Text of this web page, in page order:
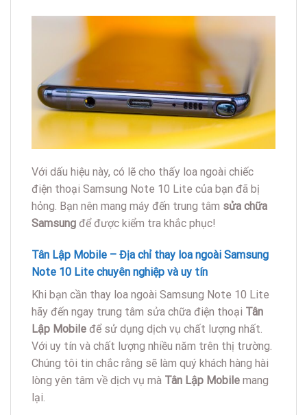
Với dấu hiệu này, có lẽ cho thấy loa ngoài chiếc
điện thoại Samsung Note 10 Lite của bạn đã bị
hỏng. Bạn nên mang máy đến trung tâm sửa chữa
Samsung để được kiểm tra khắc phục!
Tân Lập Mobile – Địa chỉ thay loa ngoài Samsung
Note 10 Lite chuyên nghiệp và uy tín
Khi bạn cần thay loa ngoài Samsung Note 10 Lite
hãy đến ngay trung tâm sửa chữa điện thoại Tân
Lập Mobile để sử dụng dịch vụ chất lượng nhất.
Với uy tín và chất lượng nhiều năm trên thị trường.
Chúng tôi tin chắc rằng sẽ làm quý khách hàng hài
lòng yên tâm về dịch vụ mà Tân Lập Mobile mang
lại.